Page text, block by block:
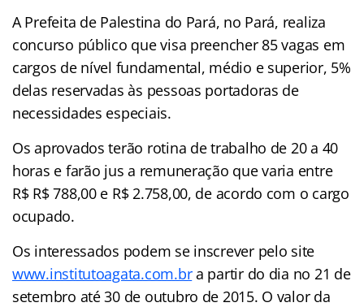
A Prefeita de Palestina do Pará, no Pará, realiza
concurso público que visa preencher 85 vagas em
cargos de nível fundamental, médio e superior, 5%
delas reservadas às pessoas portadoras de
necessidades especiais.
Os aprovados terão rotina de trabalho de 20 a 40
horas e farão jus a remuneração que varia entre
R$ R$ 788,00 e R$ 2.758,00, de acordo com o cargo
ocupado.
Os interessados podem se inscrever pelo site
www.institutoagata.com.bra partir do dia no 21 de
setembro até 30 de outubro de 2015. O valor da